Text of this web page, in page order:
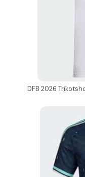
DFB 2026